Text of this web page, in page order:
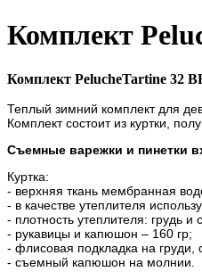
Комплект
Комплект PelucheTartine 32
Теплый зимний комплект для
Комплект состоит из куртки,
Съемные варежки и пинетки
Куртка:
- верхняя ткань мембранная
- в качестве утеплителя
- плотность утеплителя: грудь и
- рукавицы и капюшон – 160 гр;
- флисовая подкладка на
- съемный капюшон на молнии.